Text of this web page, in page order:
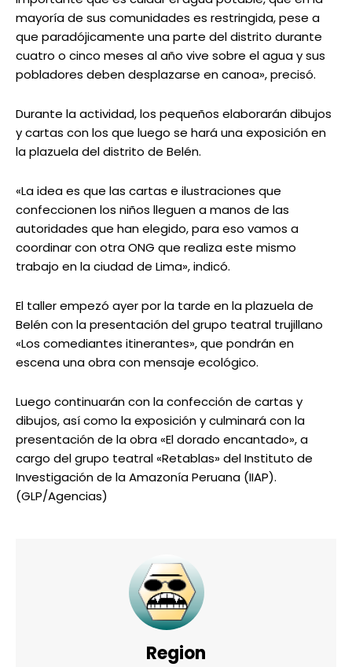
mayoría de sus comunidades es restringida, pese a
que paradójicamente una parte del distrito durante
cuatro o cinco meses al año vive sobre el agua y sus
pobladores deben desplazarse en canoa», precisó.
Durante la actividad, los pequeños elaborarán dibujos
y cartas con los que luego se hará una exposición en
la plazuela del distrito de Belén.
«La idea es que las cartas e ilustraciones que
confeccionen los niños lleguen a manos de las
autoridades que han elegido, para eso vamos a
coordinar con otra ONG que realiza este mismo
trabajo en la ciudad de Lima», indicó.
El taller empezó ayer por la tarde en la plazuela de
Belén con la presentación del grupo teatral trujillano
«Los comediantes itinerantes», que pondrán en
escena una obra con mensaje ecológico.
Luego continuarán con la confección de cartas y
dibujos, así como la exposición y culminará con la
presentación de la obra «El dorado encantado», a
cargo del grupo teatral «Retablas» del Instituto de
Investigación de la Amazonía Peruana (IIAP).
(GLP/Agencias)
Region